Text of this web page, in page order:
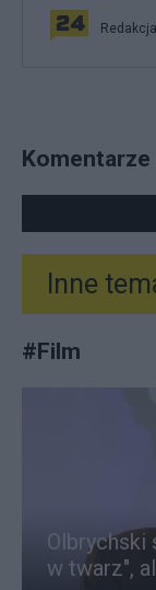
Redakcja
Komentarze
Inne
#Film
Olbrychski
w twarz",